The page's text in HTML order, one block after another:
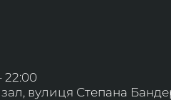
22:00
вулиця Степана